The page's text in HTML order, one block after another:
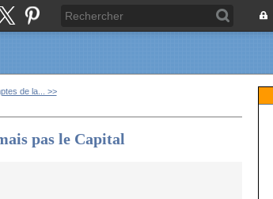
de la... >>
pas le Capital